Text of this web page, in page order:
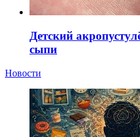
Детский
сыпи
Новости